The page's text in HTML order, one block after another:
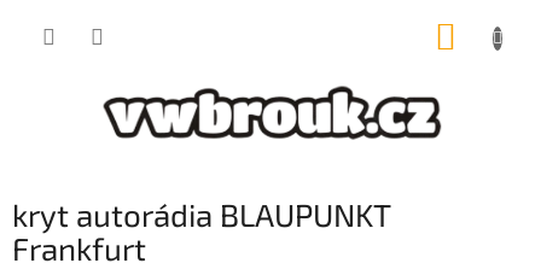
kryt autorádia BLAUPUNKT
Frankfurt